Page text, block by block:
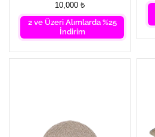
10,000 ₺
2 ve Üzeri Alımlarda %25
İndirim